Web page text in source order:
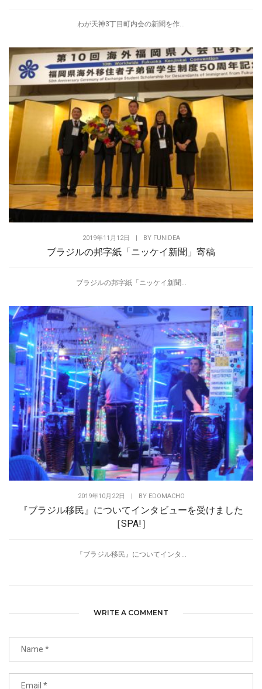
わが天神3丁目町内会の新聞を作...
2019年11月12日 | BY FUNIDEA
ブラジルの邦字紙「ニッケイ新聞」寄稿
ブラジルの邦字紙「ニッケイ新聞...
2019年10月22日 BY EDOMACHO
『ブラジル移民』についてインタビューを受けました
［SPA!］
『ブラジル移民』についてインタ...
WRITE A COMMENT